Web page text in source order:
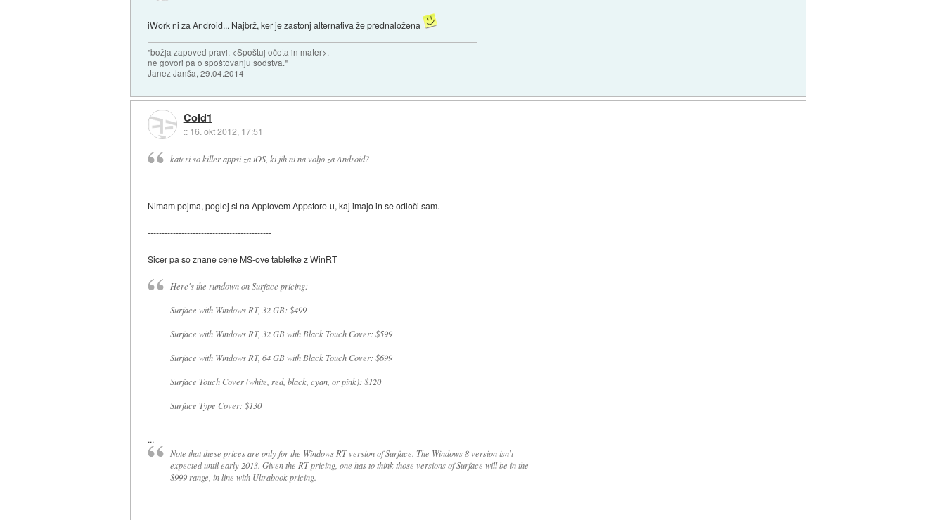
iWork ni za Android... Najbrž, ker je zastonj alternativa že prednaložena
"božja zapoved pravi; <Spoštuj očeta in mater>,
ne govori pa o spoštovanju sodstva."
Janez Janša, 29.04.2014
Cold1
:: 16. okt 2012, 17:51
kateri so killer appsi za iOS, ki jih ni na voljo za Android?
Nimam pojma, poglej si na Applovem Appstore-u, kaj imajo in se odloči sam.
--------------------------------------------
Sicer pa so znane cene MS-ove tabletke z WinRT
Here's the rundown on Surface pricing:
Surface with Windows RT, 32 GB: $499
Surface with Windows RT, 32 GB with Black Touch Cover: $599
Surface with Windows RT, 64 GB with Black Touch Cover: $699
Surface Touch Cover (white, red, black, cyan, or pink): $120
Surface Type Cover: $130
...
Note that these prices are only for the Windows RT version of Surface. The Windows 8 version isn't
expected until early 2013. Given the RT pricing, one has to think those versions of Surface will be in the
$999 range, in line with Ultrabook pricing.